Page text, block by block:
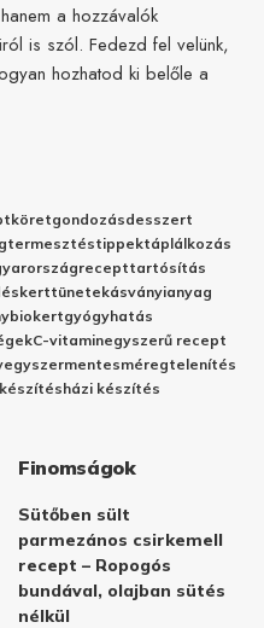
a hozzávalók
is szól. Fedezd fel velünk,
hozhatod ki belőle a
köretgondozásdesszert
termesztéstippektáplálkozás
recepttartósítás
kerttünetekásványianyag
biokertgyógyhatás
C-vitaminegyszerű recept
méregtelenítés
házi készítés
Finomságok
Sütőben sült
parmezános csirkemell
recept – Ropogós
bundával, olajban sütés
nélkül